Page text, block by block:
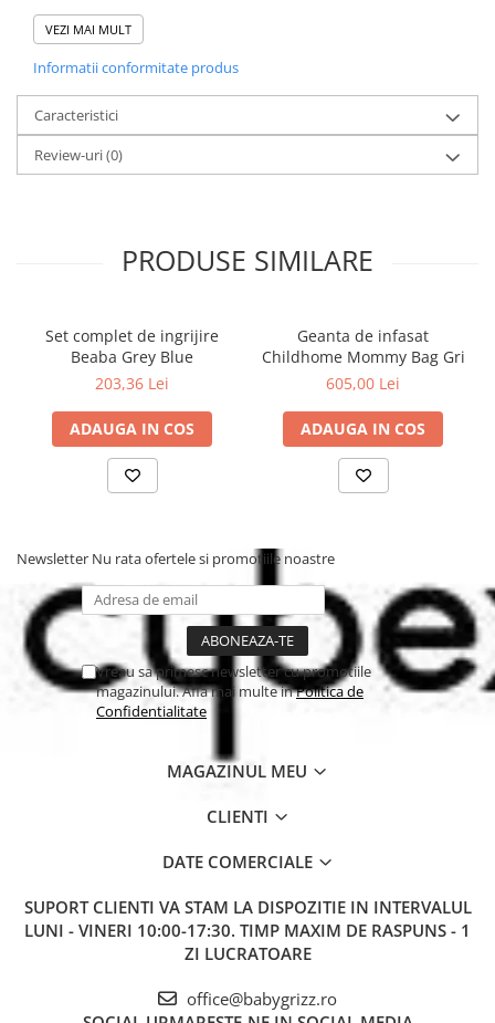
brodate.
Caracteristici Geanta Childhome
Banana On The Go:
Intotdeauna mainile libere!
Geanta unisex, spatioasa, cu un design la moda.
Buzunare functionale pentru a mentine lucrurile ordonate.
Dimensiuni: 34 x 12 x 16 cm.
Material: 65% bumbac, 35% poliester; Captuseala: 100% nailon.
Intretinere: Curatati cu o carpa umeda si uscati imediat.
VEZI MAI MULT
Informatii conformitate produs
Caracteristici
Review-uri(0)
PRODUSE SIMILARE
Set complet de ingrijire
Beaba Grey Blue
203,36 Lei
ADAUGA IN COS
Geanta de infasat
Childhome Mommy Bag Gri
605,00 Lei
ADAUGA IN COS
Newsletter Nu rata ofertele si promotiile noastre
Vreau sa primesc newsletter cu promotiile
magazinului. Afla mai multe inPolitica de
Confidentialitate
MAGAZINUL MEU
CLIENTI
DATE COMERCIALE
SUPORT CLIENTI VA STAM LA DISPOZITIE IN INTERVALUL
LUNI - VINERI 10:00-17:30. TIMP MAXIM DE RASPUNS - 1
ZI LUCRATOARE
office@babygrizz.ro